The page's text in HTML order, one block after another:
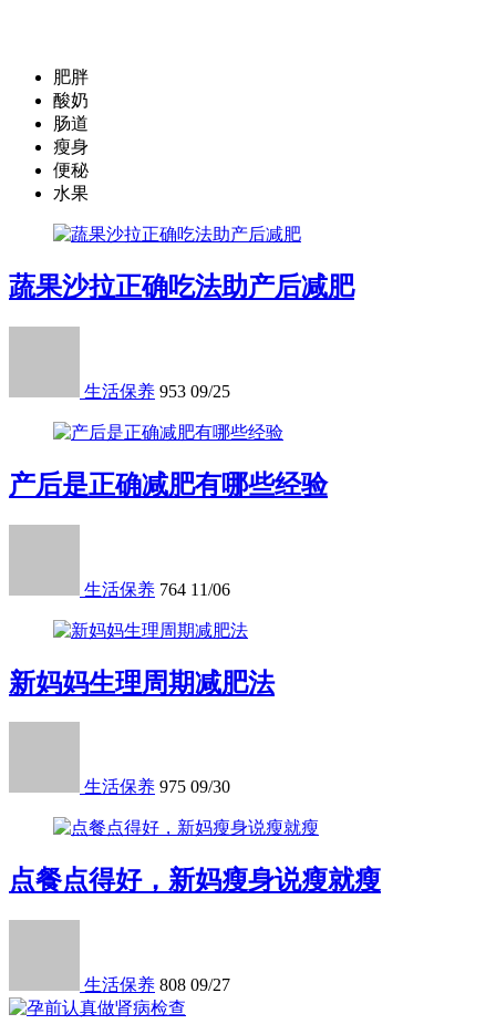
肥胖
酸奶
肠道
瘦身
便秘
水果
蔬果沙拉正确吃法助产后减肥
生活保养 953 09/25
产后是正确减肥有哪些经验
生活保养 764 11/06
新妈妈生理周期减肥法
生活保养 975 09/30
点餐点得好，新妈瘦身说瘦就瘦
生活保养 808 09/27